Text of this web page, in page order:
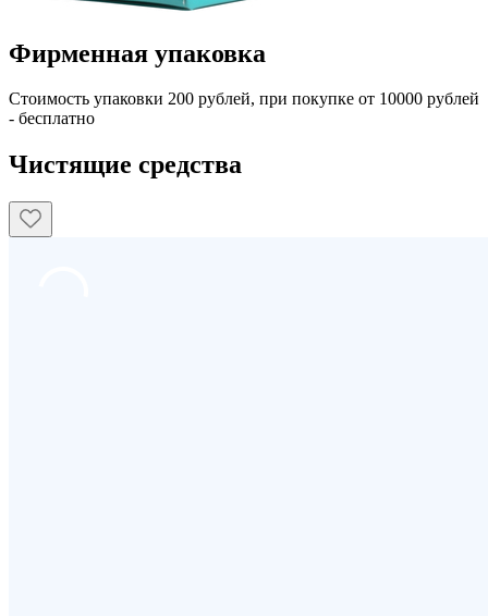
Фирменная упаковка
Стоимость упаковки 200 рублей, при покупке от 10000 рублей
- бесплатно
Чистящие средства